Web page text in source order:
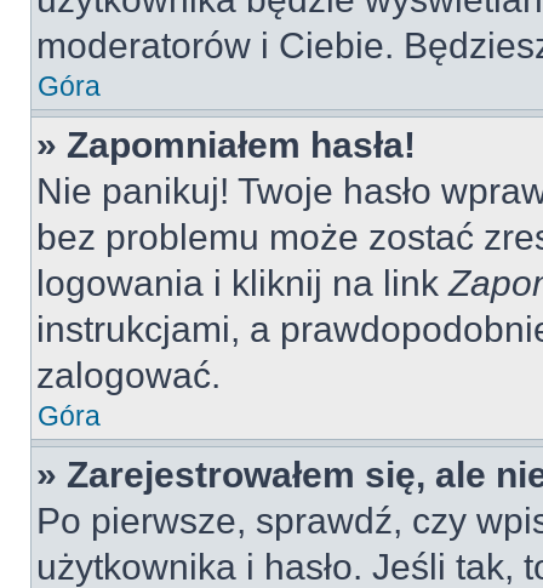
moderatorów i Ciebie.
Góra
» Zapomniałem hasła!
Nie panikuj! Twoje hasło
bez problemu może zostać
logowania i kliknij na link
instrukcjami, a
zalogować.
Góra
» Zarejestrowałem się, ale
Po pierwsze, sprawdź, czy
użytkownika i hasło. Jeśli tak,